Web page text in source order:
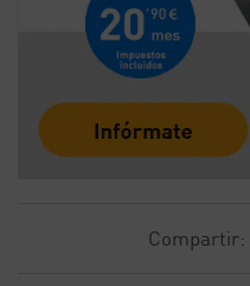
Compartir: